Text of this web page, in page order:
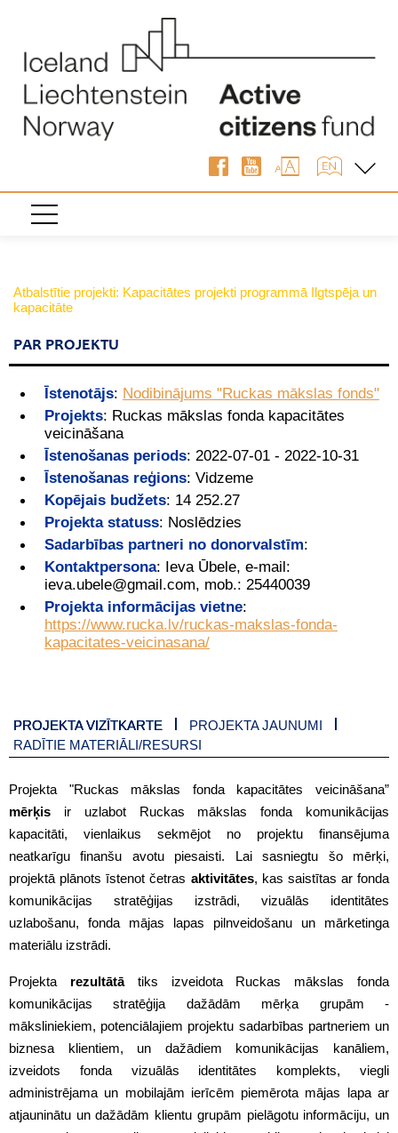
Atbalstītie projekti: Kapacitātes projekti programmā Ilgtspēja un
kapacitāte
PAR PROJEKTU
Īstenotājs: Nodibinājums "Ruckas mākslas fonds"
Projekts: Ruckas mākslas fonda kapacitātes
veicināšana
Īstenošanas periods: 2022-07-01 - 2022-10-31
Īstenošanas reģions: Vidzeme
Kopējais budžets: 14 252.27
Projekta statuss: Noslēdzies
Sadarbības partneri no donorvalstīm:
Kontaktpersona: Ieva Ūbele, e-mail:
ieva.ubele@gmail.com, mob.: 25440039
Projekta informācijas vietne:
https://www.rucka.lv/ruckas-makslas-fonda-
kapacitates-veicinasana/
PROJEKTA VIZĪTKARTE
PROJEKTA JAUNUMI
RADĪTIE MATERIĀLI/RESURSI
Projekta "Ruckas mākslas fonda kapacitātes veicināšana”
mērķis ir uzlabot Ruckas mākslas fonda komunikācijas
kapacitāti, vienlaikus sekmējot no projektu finansējuma
neatkarīgu finanšu avotu piesaisti. Lai sasniegtu šo mērķi,
projektā plānots īstenot četras aktivitātes, kas saistītas ar fonda
komunikācijas stratēģijas izstrādi, vizuālās identitātes
uzlabošanu, fonda mājas lapas pilnveidošanu un mārketinga
materiālu izstrādi.
Projekta rezultātātiks izveidota Ruckas mākslas fonda
komunikācijas stratēģija dažādām mērķa grupām -
māksliniekiem, potenciālajiem projektu sadarbības partneriem un
biznesa klientiem, un dažādiem komunikācijas kanāliem,
izveidots fonda vizuālās identitātes komplekts, viegli
administrējama un mobilajām ierīcēm piemērota mājas lapa ar
atjauninātu un dažādām klientu grupām pielāgotu informāciju, un